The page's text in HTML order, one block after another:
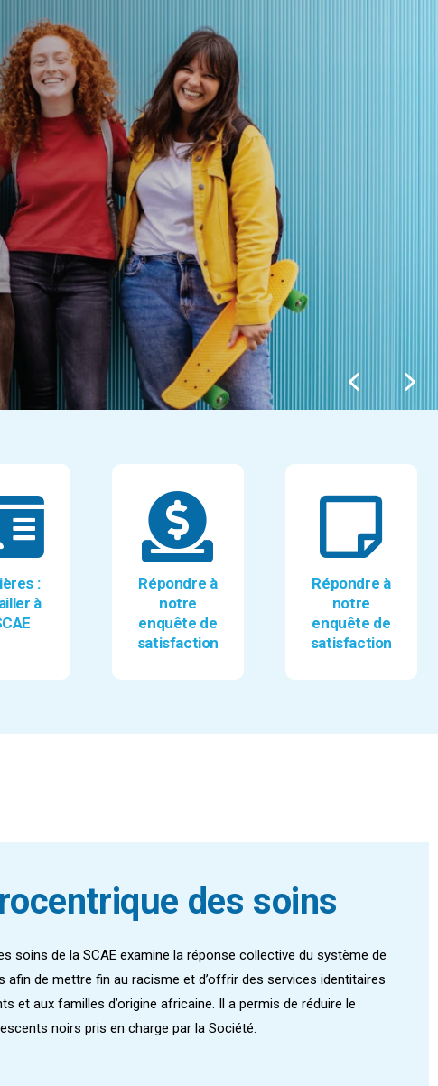
:
à
Répondre à
notre
enquête de
satisfaction
Répondre à
notre
enquête de
satisfaction
des soins
soins de la SCAE examine la réponse collective du système de
afin de mettre fin au racisme et d’offrir des services identitaires
et aux familles d’origine africaine. Il a permis de réduire le
noirs pris en charge par la Société.